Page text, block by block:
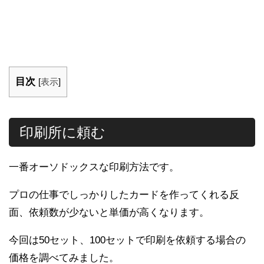
目次 [表示]
印刷所に頼む
一番オーソドックスな印刷方法です。
プロの仕事でしっかりしたカードを作ってくれる反
面、依頼数が少ないと単価が高くなります。
今回は50セット、100セットで印刷を依頼する場合の
価格を調べてみました。